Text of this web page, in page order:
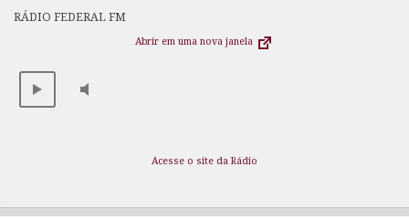
RÁDIO FEDERAL FM
Abrir em uma nova janela
Acesse o site da Rádio